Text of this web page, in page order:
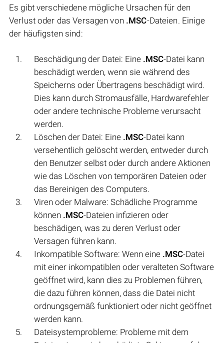
Es gibt verschiedene mögliche Ursachen für den
Verlust oder das Versagen von .MSC-Dateien. Einige
der häufigsten sind:
Beschädigung der Datei: Eine .MSC-Datei kann
beschädigt werden, wenn sie während des
Speicherns oder Übertragens beschädigt wird.
Dies kann durch Stromausfälle, Hardwarefehler
oder andere technische Probleme verursacht
werden.
Löschen der Datei: Eine .MSC-Datei kann
versehentlich gelöscht werden, entweder durch
den Benutzer selbst oder durch andere Aktionen
wie das Löschen von temporären Dateien oder
das Bereinigen des Computers.
Viren oder Malware: Schädliche Programme
können .MSC-Dateien infizieren oder
beschädigen, was zu deren Verlust oder
Versagen führen kann.
Inkompatible Software: Wenn eine .MSC-Datei
mit einer inkompatiblen oder veralteten Software
geöffnet wird, kann dies zu Problemen führen,
die dazu führen können, dass die Datei nicht
ordnungsgemäß funktioniert oder nicht geöffnet
werden kann.
Dateisystemprobleme: Probleme mit dem